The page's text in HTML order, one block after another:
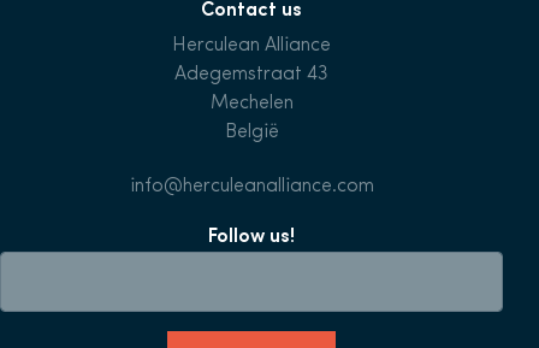
Contact us
Herculean Alliance
Adegemstraat 43
Mechelen
België
info@herculeanalliance.com
Follow us!